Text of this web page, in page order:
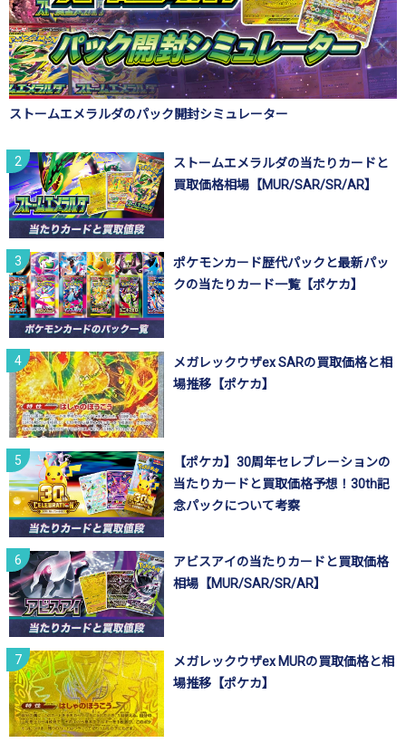
ストームエメラルダのパック開封シミュレーター
ストームエメラルダの当たりカードと
買取価格相場【MUR/SAR/SR/AR】
ポケモンカード歴代パックと最新パッ
クの当たりカード一覧【ポケカ】
メガレックウザex SARの買取価格と相
場推移【ポケカ】
【ポケカ】30周年セレブレーションの
当たりカードと買取価格予想！30th記
念パックについて考察
アビスアイの当たりカードと買取価格
相場【MUR/SAR/SR/AR】
メガレックウザex MURの買取価格と相
場推移【ポケカ】